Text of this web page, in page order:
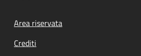
Footer menu
Area riservata
Crediti